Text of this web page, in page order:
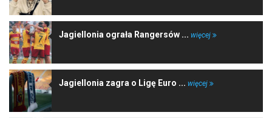
Jagiellonia ograła Rangersów ... więcej
Jagiellonia zagra o Ligę Euro ... więcej